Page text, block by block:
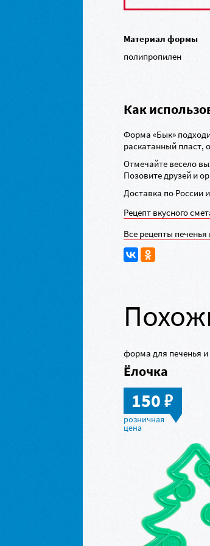
Материал формы
полипропилен
Как
Форма «Бык»
раскатанный пласт,
Отмечайте весело
Позовите друзей и
Доставка по России
Рецепт вкусного
Все рецепты
форма для печенья и
Ёлочка
150в